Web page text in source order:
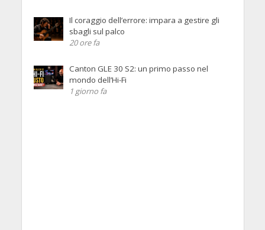
Il coraggio dell’errore: impara a gestire gli
sbagli sul palco
20 ore fa
Canton GLE 30 S2: un primo passo nel
mondo dell’Hi-Fi
1 giorno fa